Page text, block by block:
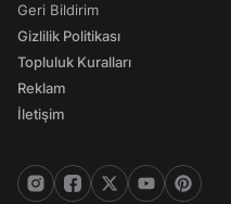
Geri Bildirim
Gizlilik Politikası
Topluluk Kuralları
Reklam
İletişim